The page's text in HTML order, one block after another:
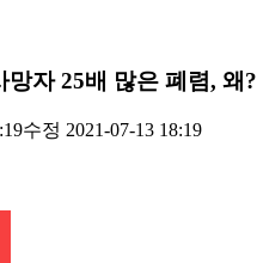
망자 25배 많은 폐렴, 왜?
수정 2021-07-13 18:19